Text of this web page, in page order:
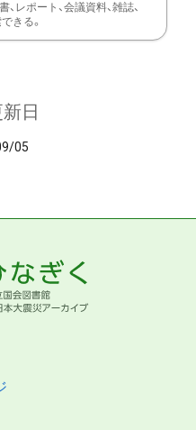
レポート、会議資料、雑誌、
きる。
日
05